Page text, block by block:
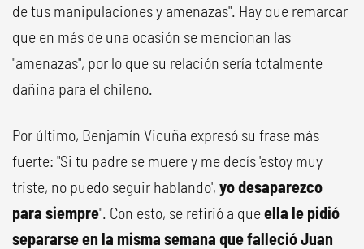
de tus manipulaciones y amenazas". Hay que remarcar
que en más de una ocasión se mencionan las
"amenazas", por lo que su relación sería totalmente
dañina para el chileno.
Por último, Benjamín Vicuña expresó su frase más
fuerte: "Si tu padre se muere y me decís 'estoy muy
triste, no puedo seguir hablando', yo desaparezco
para siempre". Con esto, se refirió a queella le pidió
separarse en la misma semana que falleció Juan